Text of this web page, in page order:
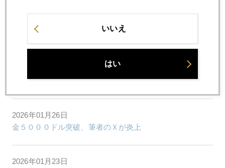
トランプ様の一言に救われた金さん銀さん
ウォール街、話題は、金とジャパンばかり
2026年01月26日
金５０００ドル突破、筆者のＸが炎上
2026年01月23日
いいえ
はい